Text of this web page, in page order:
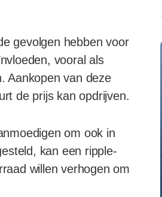
gevolgen hebben voor
vooral als
Aankopen van deze
de prijs kan opdrijven.
om ook in
kan een ripple-
willen verhogen om